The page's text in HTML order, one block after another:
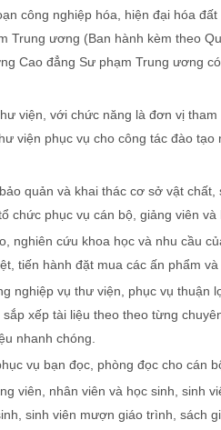
công nghiệp hóa, hiện đại hóa
Trung ương (Ban hành kèm theo
Cao đẳng Sư phạm Trung ương
viện, với chức năng là đơn vị
viện phục vụ cho công tác đào tạo
quản và khai thác cơ sở vật
chức phục vụ cán bộ, giảng viên
nghiên cứu khoa học và nhu cầu
tiến hành đặt mua các ấn phẩm và
nghiệp vụ thư viện, phục vụ
xếp tài liệu theo theo từng
nhanh chóng.
vụ bạn đọc, phòng đọc cho cán
viên, nhân viên và học sinh, sinh
sinh viên mượn giáo trình, sách